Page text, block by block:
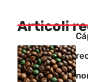
Articoli